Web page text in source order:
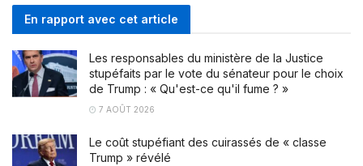
En rapport avec cet article
Les responsables du ministère de la Justice
stupéfaits par le vote du sénateur pour le choix
de Trump : « Qu'est-ce qu'il fume ? »
7 AOÛT 2026
Le coût stupéfiant des cuirassés de « classe
Trump » révélé